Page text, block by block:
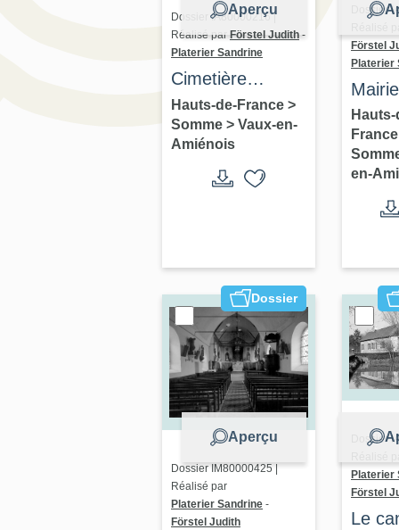
Aperçu
Dossier IA80000216 |
Réalisé par Förstel Judith -
Platerier Sandrine
Cimetière
communal de
Vaux-en-
Amiénois
Hauts-de-France >
Somme > Vaux-en-
Amiénois
Dossier
Förstel
Platerier
de
Hauts-
en-
Dossier
Aperçu
Dossier IM80000425 |
Réalisé par
Platerier Sandrine -
Förstel Judith
Dossier
Platerier
Förstel
Le